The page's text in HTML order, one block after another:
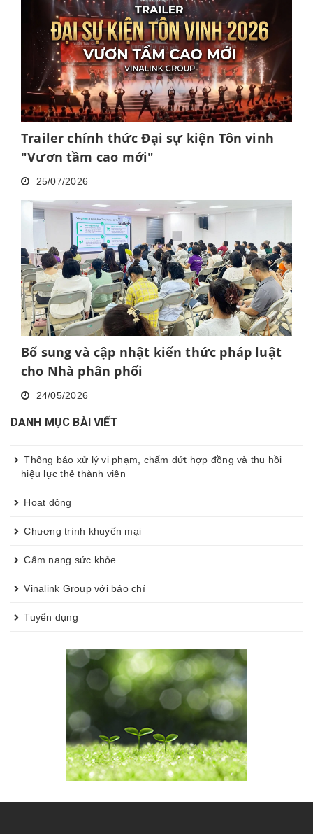
Trailer chính thức Đại sự kiện Tôn vinh
"Vươn tầm cao mới"
25/07/2026
Bổ sung và cập nhật kiến thức pháp luật
cho Nhà phân phối
24/05/2026
DANH MỤC BÀI VIẾT
Thông báo xử lý vi phạm, chấm dứt hợp đồng và thu hồi
hiệu lực thẻ thành viên
Hoạt động
Chương trình khuyến mại
Cẩm nang sức khỏe
Vinalink Group với báo chí
Tuyển dụng